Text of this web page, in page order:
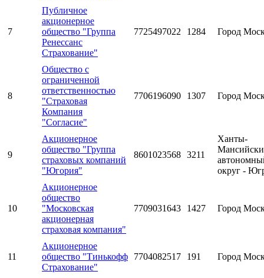
7
Публичное
акционерное
общество "Группа
Ренессанс
Страхование"
7725497022 1284 Город
8
Общество с
ограниченной
ответственностью
"Страховая
Компания
"Согласие"
7706196090 1307 Город
9
Акционерное
общество "Группа
страховых компаний
"Югория"
8601023568 3211
Ханты-
округ -
10
Акционерное
общество
"Московская
акционерная
страховая компания"
7709031643 1427 Город
11
Акционерное
общество "Тинькофф
Страхование"
7704082517 191 Город